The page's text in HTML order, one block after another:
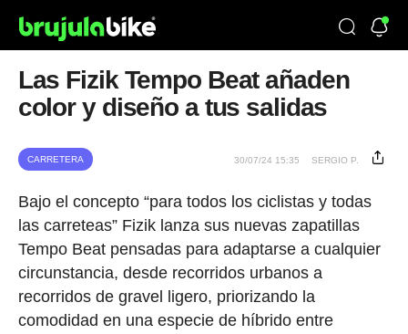
Las Fizik Tempo Beat añaden
color y diseño a tus salidas
CARRETERA 30/07/24 15:35 SERGIO P.
Bajo el concepto “para todos los ciclistas y todas
las carreteas” Fizik lanza sus nuevas zapatillas
Tempo Beat pensadas para adaptarse a cualquier
circunstancia, desde recorridos urbanos a
recorridos de gravel ligero, priorizando la
comodidad en una especie de híbrido entre